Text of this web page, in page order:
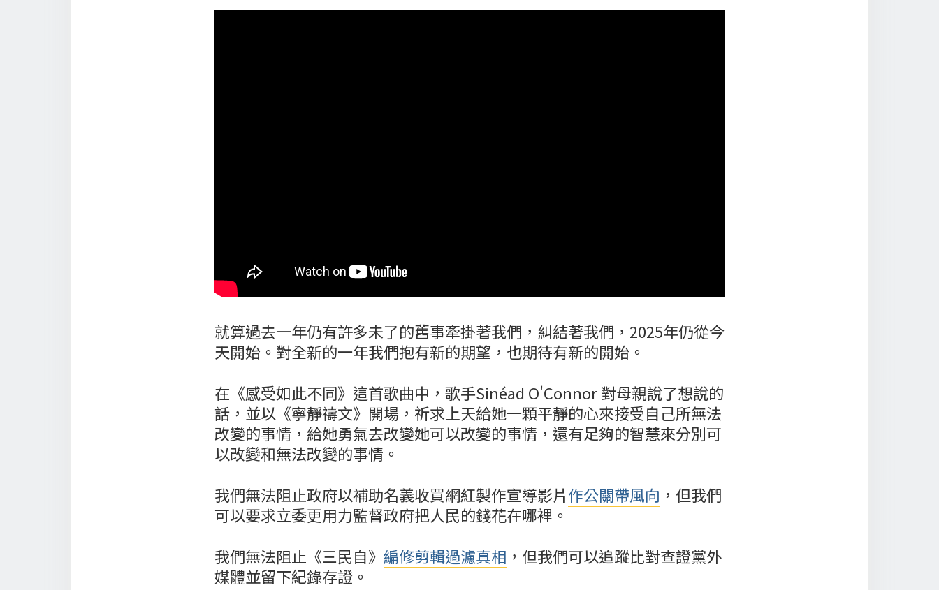
就算過去一年仍有許多未了的舊事牽掛著我們，糾結著我們，2025年仍從今
天開始。對全新的一年我們抱有新的期望，也期待有新的開始。
在《感受如此不同》這首歌曲中，歌手Sinéad O'Connor 對母親說了想說的
話，並以《寧靜禱文》開場，祈求上天給她一顆平靜的心來接受自己所無法
改變的事情，給她勇氣去改變她可以改變的事情，還有足夠的智慧來分別可
以改變和無法改變的事情。
我們無法阻止政府以補助名義收買網紅製作宣導影片作公關帶風向 ，但我們
可以要求立委更用力監督政府把人民的錢花在哪裡。
我們無法阻止《三民自》 編修剪輯過濾真相 ，但我們可以追蹤比對查證黨外
媒體並留下紀錄存證。